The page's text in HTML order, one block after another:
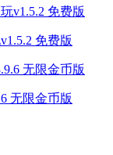
免费版
无限金币版